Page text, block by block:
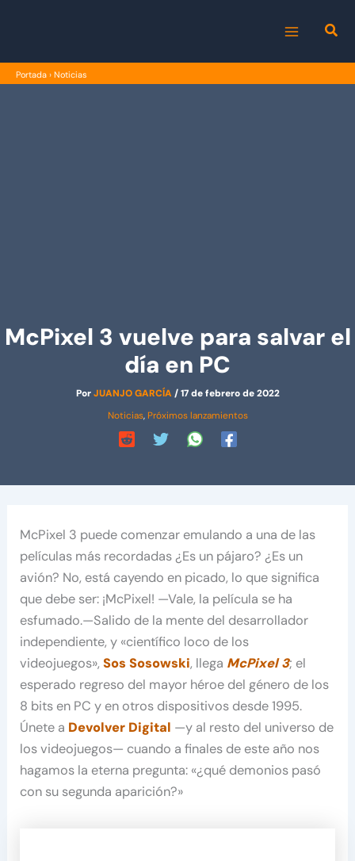
MENU
Portada › Noticias
McPixel 3 vuelve para salvar el
día en PC
PorJUANJO GARCÍA/17 de febrero de 2022
Noticias, Próximos lanzamientos
McPixel 3 puede comenzar emulando a una de las
películas más recordadas ¿Es un pájaro? ¿Es un
avión? No, está cayendo en picado, lo que significa
que debe ser: ¡McPixel! —Vale, la película se ha
esfumado.—Salido de la mente del desarrollador
independiente, y «científico loco de los
videojuegos»,Sos Sosowski, llega McPixel 3; el
esperado regreso del mayor héroe del género de los
8 bits en PC y en otros dispositivos desde 1995.
Únete a Devolver Digital —y al resto del universo de
los videojuegos— cuando a finales de este año nos
hagamos la eterna pregunta: «¿qué demonios pasó
con su segunda aparición?»